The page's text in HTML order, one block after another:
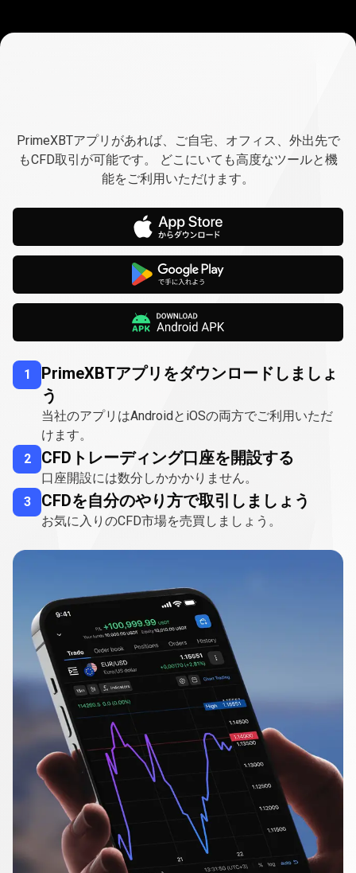
で
も
ど
こ
で
も
取
引
が
能
で
す
どこでも取引が可能です
PrimeXBTアプリがあれば、ご自宅、オフィス、外出先で
もCFD取引が可能です。 どこにいても高度なツールと機
能をご利用いただけます。
1
PrimeXBTアプリをダウンロードしましょ
う
当社のアプリはAndroidとiOSの両方でご利用いただ
けます。
2
CFDトレーディング口座を開設する
口座開設には数分しかかかりません。
3
CFDを自分のやり方で取引しましょう
お気に入りのCFD市場を売買しましょう。